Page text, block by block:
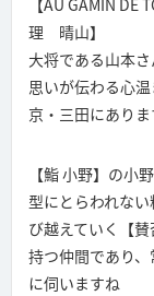
【AU GAMIN
理 晴山】
大将である山本
思いが伝わる心
京・三田にありま
【鮨 小野】の小
型にとらわれな
び越えていく【
持つ仲間であり
に伺いますね